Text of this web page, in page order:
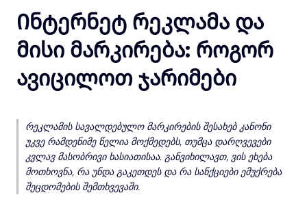
Ინტერნეტ რეკლამა და
მისი მარკირება: როგორ
ავიცილოთ ჯარიმები
რეკლამის სავალდებულო მარკირების შესახებ კანონი
უკვე რამდენიმე წელია მოქმედებს, თუმცა დარღვევები
კვლავ მასობრივი ხასიათისაა. განვიხილავთ, ვის ეხება
მოთხოვნა, რა უნდა გაკეთდეს და რა სანქციები ემუქრება
შეცდომების შემთხვევაში.